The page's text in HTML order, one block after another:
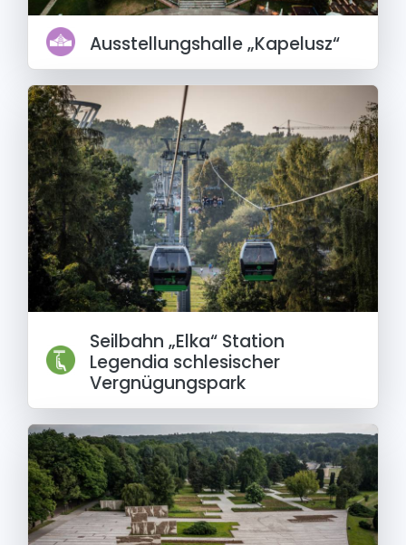
Ausstellungshalle „Kapelusz“
Seilbahn „Elka“ Station
Legendia schlesischer
Vergnügungspark